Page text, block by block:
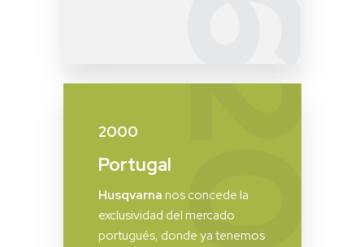
2000
Portugal
Husqvarna nos concede la
exclusividad del mercado
portugués, donde ya tenemos